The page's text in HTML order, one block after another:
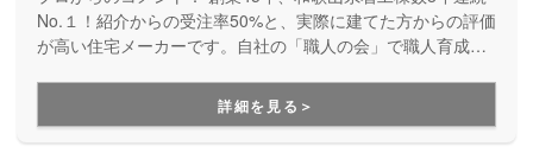
No.１！紹介からの受注率50%と、実際に建てた方からの評価
が高い住宅メーカーです。自社の「職人の会」で職人育成に
丈で安心して住み続けられる家が実現します。建てた後も、
定期的に訪問してくれたりと、地域に密着したサポートが充
実しています。
詳細を見る＞